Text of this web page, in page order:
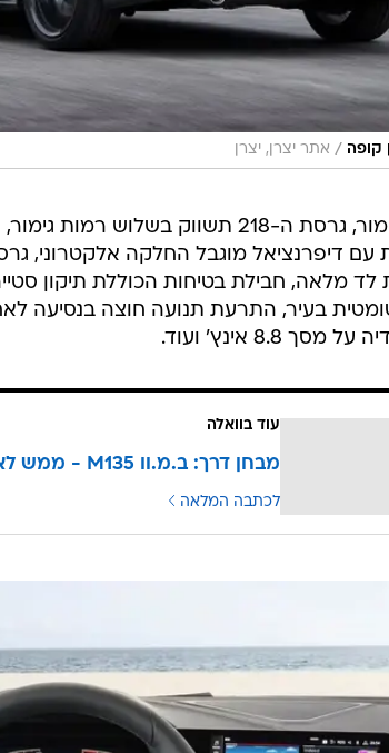
/ אתר יצרן, יצרן
עם דיפרנציאל מוגבל החלקה אלקטרוני,
לד מלאה, חבילת בטיחות הכוללת תיקון
בעיר, התרעת תנועה חוצה בנסיעה
8.8 אינץ' ועוד.
עוד בוואלה
מבחן דרך: ב.מ.וו M135 - ממש לא מה שחשבתי...
לכתבה המלאה